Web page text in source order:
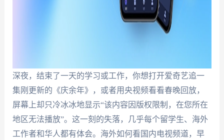
深夜，结束了一天的学习或工作，你想打开爱奇艺追一
集刚更新的《庆余年》，或者用央视频看看春晚回放，
屏幕上却只冷冰冰地显示“该内容因版权限制，在您所在
地区无法播放”。这一刻的失落，几乎每个留学生、海外
工作者和华人都有体会。海外如何看国内电视频道，早